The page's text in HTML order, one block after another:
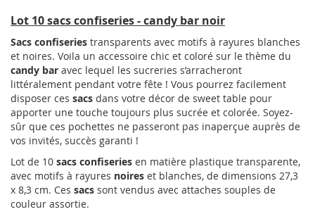
Lot 10 sacs confiseries - candy bar noir
Sacs confiseries transparents avec motifs à rayures blanches
et noires. Voila un accessoire chic et coloré sur le thème du
candy bar avec lequel les sucreries s’arracheront
littéralement pendant votre fête ! Vous pourrez facilement
disposer ces sacs dans votre décor de sweet table pour
apporter une touche toujours plus sucrée et colorée. Soyez-
sûr que ces pochettes ne passeront pas inaperçue auprès de
vos invités, succès garanti !
Lot de 10 sacs confiseries en matière plastique transparente,
avec motifs à rayures noires et blanches, de dimensions 27,3
x 8,3 cm. Ces sacs sont vendus avec attaches souples de
couleur assortie.